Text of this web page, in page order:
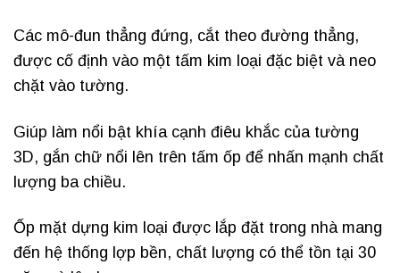
Các mô-đun thẳng đứng, cắt theo đường thẳng,
được cố định vào một tấm kim loại đặc biệt và neo
chặt vào tường.
Giúp làm nổi bật khía cạnh điêu khắc của tường
3D, gắn chữ nổi lên trên tấm ốp để nhấn mạnh chất
lượng ba chiều.
Ốp mặt dựng kim loại được lắp đặt trong nhà mang
đến hệ thống lợp bền, chất lượng có thể tồn tại 30